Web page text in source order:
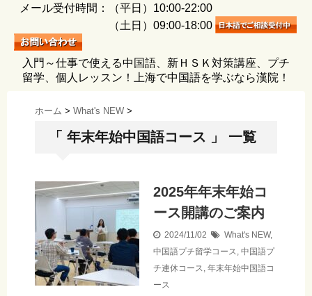
メール受付時間：（平日）10:00-22:00
（土日）09:00-18:00
入門～仕事で使える中国語、新ＨＳＫ対策講座、プチ
留学、個人レッスン！上海で中国語を学ぶなら漢院！
ホーム > What's NEW >
「 年末年始中国語コース 」 一覧
2025年年末年始コ
ース開講のご案内
2024/11/02 What's NEW,
中国語プチ留学コース, 中国語プ
チ連休コース, 年末年始中国語コ
ース